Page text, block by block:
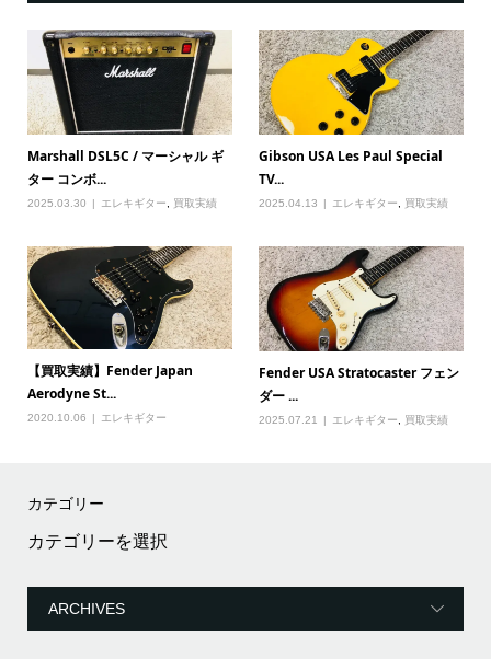
Marshall DSL5C / マーシャル ギ
ター コンボ...
2025.03.30 エレキギター, 買取実績
Gibson USA Les Paul Special
TV...
2025.04.13 エレキギター, 買取実績
【買取実績】Fender Japan
Aerodyne St...
2020.10.06 エレキギター
Fender USA Stratocaster フェン
ダー ...
2025.07.21 エレキギター, 買取実績
カテゴリー
カ
テ
リ